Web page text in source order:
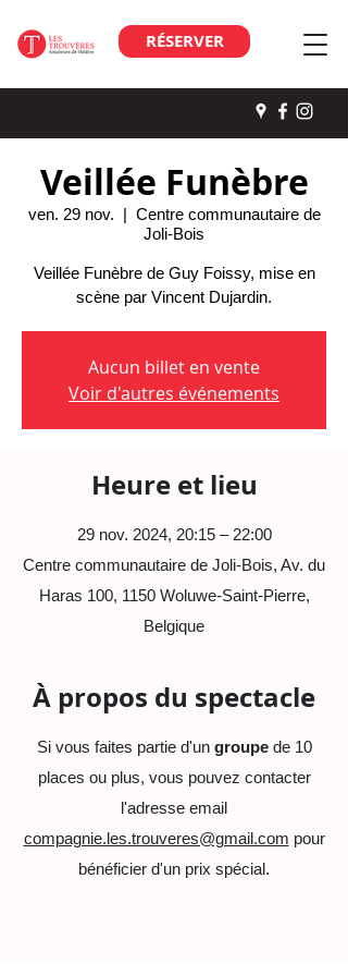
RÉSERVER
Veillée Funèbre
ven. 29 nov.
  |
Centre communautaire de
Joli-Bois
Veillée Funèbre de Guy Foissy, mise en
scène par Vincent Dujardin.
Aucun billet en vente
Voir d'autres événements
Heure et lieu
29 nov. 2024, 20:15 – 22:00
Centre communautaire de Joli-Bois, Av. du
Haras 100, 1150 Woluwe-Saint-Pierre,
Belgique
À propos du spectacle
Si vous faites partie d'un groupede 10
places ou plus, vous pouvez contacter
l'adresse email
compagnie.les.trouveres@gmail.com pour
bénéficier d'un prix spécial.